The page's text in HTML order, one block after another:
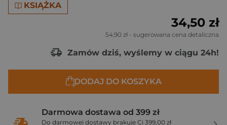
KSIĄŻKA
34,50 zł
54,90 zł - sugerowana cena detaliczna
Zamów dziś, wyślemy w ciągu 24h!
DODAJ DO KOSZYKA
Darmowa dostawa od 399 zł
Do darmowej dostawy brakuje Ci 399,00 zł